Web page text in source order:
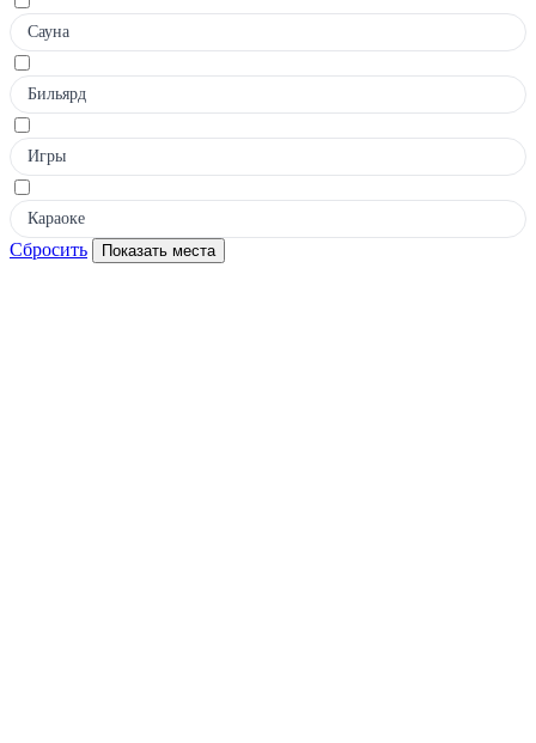
Сауна
Бильярд
Игры
Караоке
Сбросить Показать места